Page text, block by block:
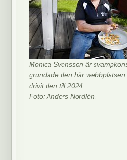
Monica Svensson är
grundade den här
drivit den till 2024.
Foto: Anders Nordlén.